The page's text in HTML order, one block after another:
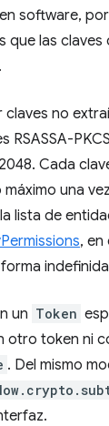
software,
que las claves
no
Cada
una
lista de
, en
un Token
otro token ni
. Del mismo